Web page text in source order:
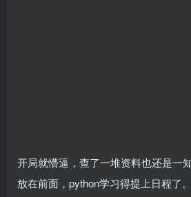
开局就懵逼，查了一堆资料也还是一
放在前面，python学习得提上日程了。